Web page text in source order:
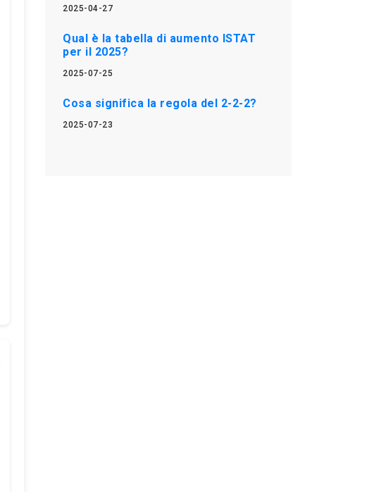
2025-04-27
Qual è la tabella di aumento ISTAT
per il 2025?
2025-07-25
Cosa significa la regola del 2-2-2?
2025-07-23